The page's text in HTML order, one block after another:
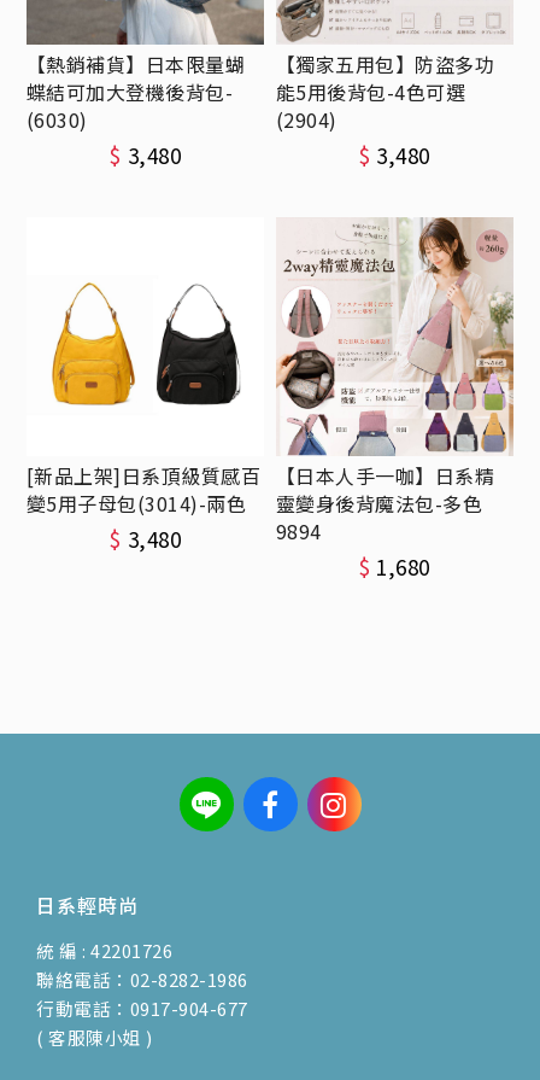
【熱銷補貨】日本限量蝴
蝶結可加大登機後背包-
(6030)
$ 3,480
【獨家五用包】防盜多功
能5用後背包-4色可選
(2904)
$ 3,480
[新品上架]日系頂級質感百
變5用子母包(3014)-兩色
$ 3,480
【日本人手一咖】日系精
靈變身後背魔法包-多色
9894
$ 1,680
日系輕時尚
統 編 : 42201726
聯絡電話：02-8282-1986
行動電話：0917-904-677
( 客服陳小姐 )